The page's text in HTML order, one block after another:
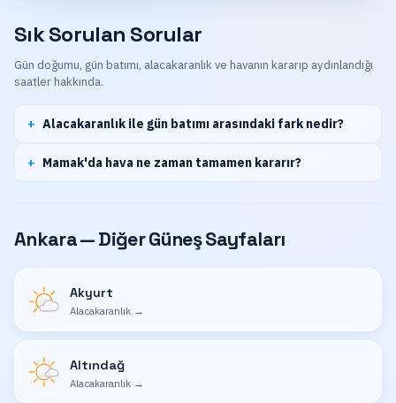
Sık Sorulan Sorular
Gün doğumu, gün batımı, alacakaranlık ve havanın kararıp aydınlandığı
saatler hakkında.
Alacakaranlık ile gün batımı arasındaki fark nedir?
Mamak'da hava ne zaman tamamen kararır?
Ankara — Diğer Güneş Sayfaları
Akyurt
Alacakaranlık→
Altındağ
Alacakaranlık→